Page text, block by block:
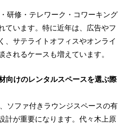
研修・テレワーク・コワーキング
ています。特に近年は、広告やフ
、サテライトオフィスやオンライ
されるケースも増えています。
向けのレンタルスペースを選ぶ際
ソファ付きラウンジスペースの有
計が重要になります。代々木上原